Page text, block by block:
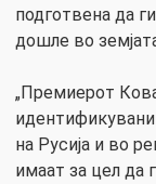
подготвена да
дошле во
„Премиерот
на Русија и во
имаат за цел да